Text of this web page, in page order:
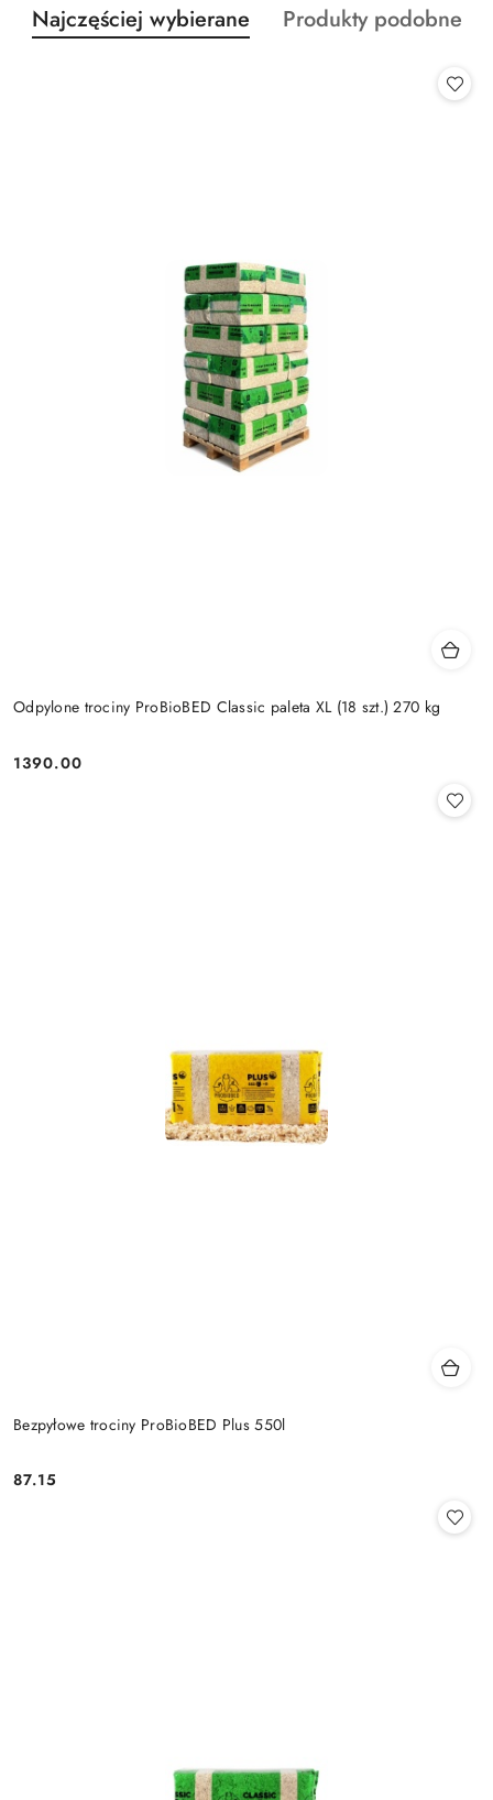
Pomiń karuzelę produktów
Produkty
o
Najczęściej wybierane
Produkty
Produkty podobne
Odpylone trociny ProBioBED Classic paleta XL (18 szt.) 270 kg
Cena:
1390.00
Bezpyłowe trociny ProBioBED Plus 550l
Cena:
87.15